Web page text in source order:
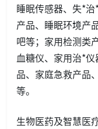
睡眠传感器、失*
产品、睡眠环境产
吧等；家用检测类
血糖仪、家用治*
品、家庭急救产品
等。
生物医药及智慧医